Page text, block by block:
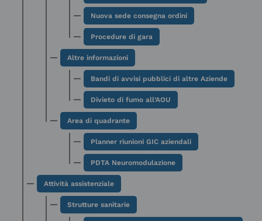
Nuova sede consegna ordini
Procedure di gara
Altre informazioni
Bandi di avvisi pubblici di altre Aziende
Divieto di fumo all’AOU
Area di quadrante
Planner riunioni GIC aziendali
PDTA Neuromodulazione
Attività assistenziale
Strutture sanitarie